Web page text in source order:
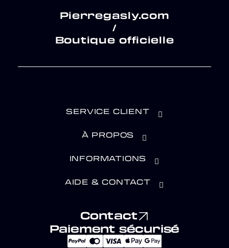
Pierregasly.com
/
Boutique officielle
SERVICE CLIENT
À PROPOS
INFORMATIONS
AIDE & CONTACT
Contact
Paiement sécurisé